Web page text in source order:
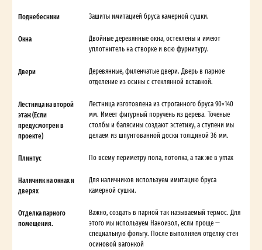
Поднебесники Зашиты имитацией бруса камерной сушки.
Окна
Двойные деревянные окна, остеклены и имеют
уплотнитель на створке и всю фурнитуру.
Двери
Деревянные, филенчатые двери. Дверь в парное
отделение из осины с стеклянной вставкой.
Лестница на второй
этаж (Если
предусмотрен в
проекте)
Лестница изготовлена из строганного бруса 90×140
мм. Имеет фигурный поручень из дерева. Точеные
столбы и балясины создают эстетику, а ступени мы
делаем из шпунтованной доски толщиной 36 мм.
Плинтус По всему периметру пола, потолка, а так же в углах
Наличник на окнах и
дверях
Для наличников используем имитацию бруса
камерной сушки.
Отделка парного
помещения.
Важно, создать в парной так называемый термос. Для
этого мы используем Наноизол, если проще —
специальную фольгу. После выполняем отделку стен
осиновой вагонкой